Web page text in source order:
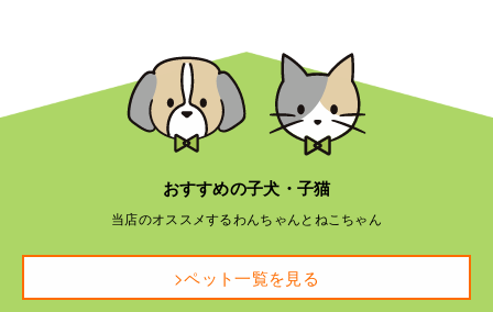
おすすめの子犬・子猫
当店のオススメするわんちゃんとねこちゃん
>ペット一覧を見る